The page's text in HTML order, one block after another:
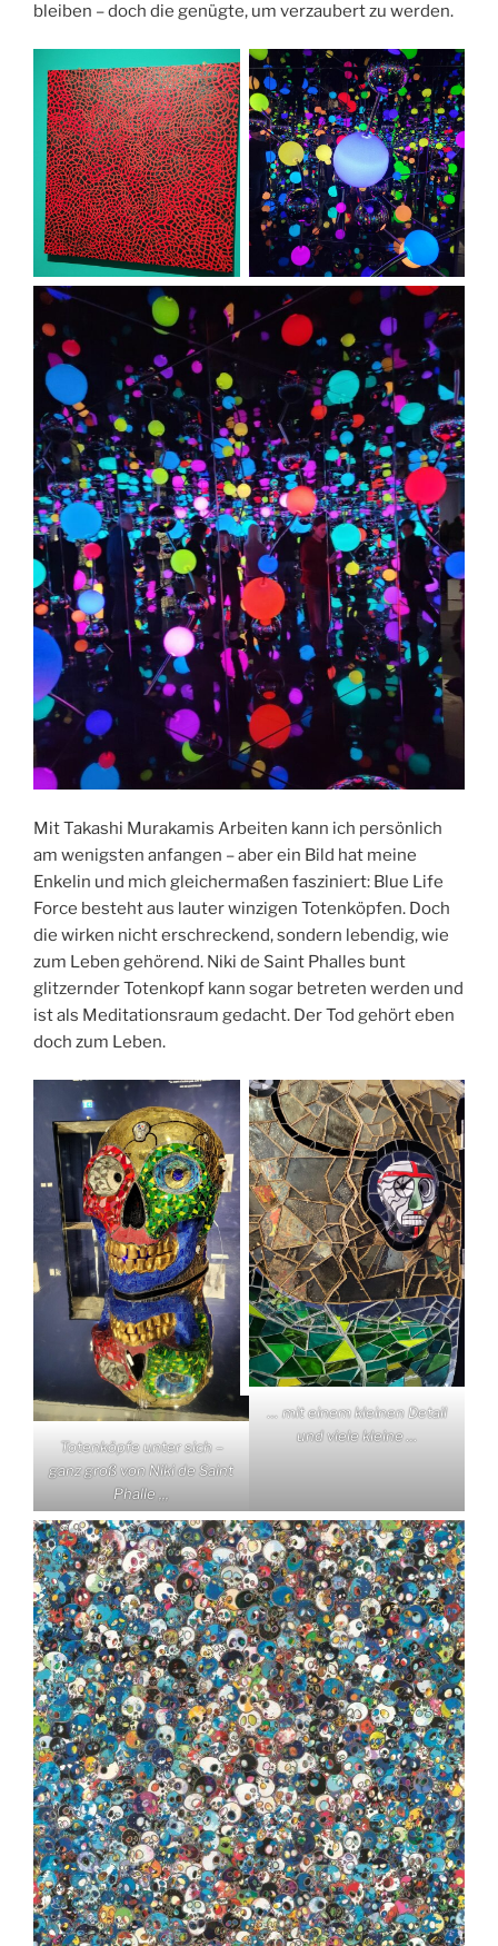
bleiben – doch die genügte, um verzaubert zu werden.
Mit Takashi Murakamis Arbeiten kann ich persönlich
am wenigsten anfangen – aber ein Bild hat meine
Enkelin und mich gleichermaßen fasziniert: Blue Life
Force besteht aus lauter winzigen Totenköpfen. Doch
die wirken nicht erschreckend, sondern lebendig, wie
zum Leben gehörend. Niki de Saint Phalles bunt
glitzernder Totenkopf kann sogar betreten werden und
ist als Meditationsraum gedacht. Der Tod gehört eben
doch zum Leben.
Totenköpfe unter sich –
ganz groß von Niki de Saint
Phalle ,,,
… mit einem kleinen Detail
und viele kleine …